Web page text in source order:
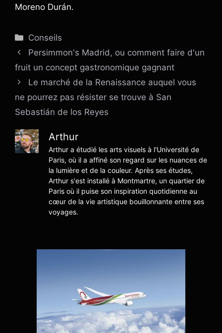
Moreno Durán.
Catégories
Conseils
Persimmon's Madrid, ou comment faire d'un
fruit un concept gastronomique gagnant
Le marché de la Renaissance auquel vous
ne pourrez pas résister se trouve à San
Sebastián de los Reyes
Arthur
Arthur a étudié les arts visuels à l'Université de
Paris, où il a affiné son regard sur les nuances de
la lumière et de la couleur. Après ses études,
Arthur s'est installé à Montmartre, un quartier de
Paris où il puise son inspiration quotidienne au
cœur de la vie artistique bouillonnante entre ses
voyages.